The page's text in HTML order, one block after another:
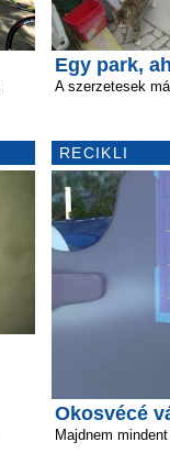
Egy park,
A szerzetesek
RECIKLI
Okosvécé
Majdnem